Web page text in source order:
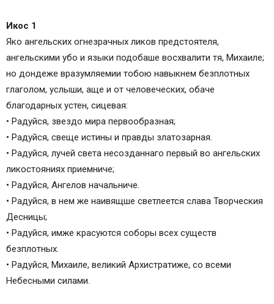
Икос 1
Яко ангельских огнезрачных ликов предстоятеля,
ангельскими убо и языки подобаше восхвалити тя, Михаиле;
но дондеже вразумляемии тобою навыкнем безплотных
глаголом, услыши, аще и от человеческих, обаче
благодарных устен, сицевая:
• Радуйся, звездо мира первообразная;
• Радуйся, свеще истины и правды златозарная.
• Радуйся, лучей света несозданнаго первый во ангельских
ликостояниях приемниче;
• Радуйся, Ангелов начальниче.
• Радуйся, в нем же наивящше светлеется слава Творческия
Десницы;
• Радуйся, имже красуются соборы всех существ
безплотных.
• Радуйся, Михаиле, великий Архистратиже, со всеми
Небесными силами.